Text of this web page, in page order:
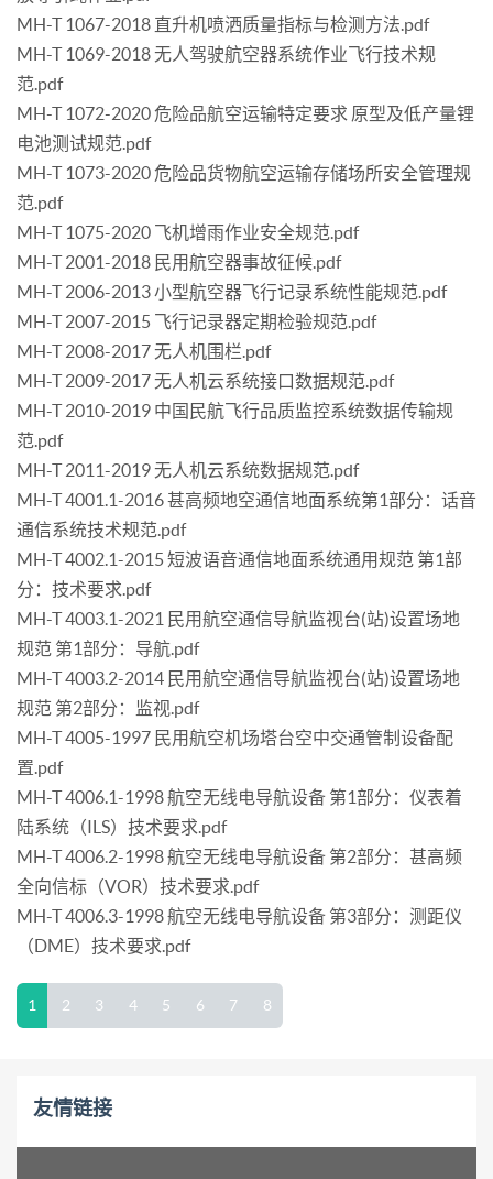
MH-T 1067-2018 直升机喷洒质量指标与检测方法.pdf
MH-T 1069-2018 无人驾驶航空器系统作业飞行技术规
范.pdf
MH-T 1072-2020 危险品航空运输特定要求 原型及低产量锂
电池测试规范.pdf
MH-T 1073-2020 危险品货物航空运输存储场所安全管理规
范.pdf
MH-T 1075-2020 飞机增雨作业安全规范.pdf
MH-T 2001-2018 民用航空器事故征候.pdf
MH-T 2006-2013 小型航空器飞行记录系统性能规范.pdf
MH-T 2007-2015 飞行记录器定期检验规范.pdf
MH-T 2008-2017 无人机围栏.pdf
MH-T 2009-2017 无人机云系统接口数据规范.pdf
MH-T 2010-2019 中国民航飞行品质监控系统数据传输规
范.pdf
MH-T 2011-2019 无人机云系统数据规范.pdf
MH-T 4001.1-2016 甚高频地空通信地面系统第1部分：话音
通信系统技术规范.pdf
MH-T 4002.1-2015 短波语音通信地面系统通用规范 第1部
分：技术要求.pdf
MH-T 4003.1-2021 民用航空通信导航监视台(站)设置场地
规范 第1部分：导航.pdf
MH-T 4003.2-2014 民用航空通信导航监视台(站)设置场地
规范 第2部分：监视.pdf
MH-T 4005-1997 民用航空机场塔台空中交通管制设备配
置.pdf
MH-T 4006.1-1998 航空无线电导航设备 第1部分：仪表着
陆系统（ILS）技术要求.pdf
MH-T 4006.2-1998 航空无线电导航设备 第2部分：甚高频
全向信标（VOR）技术要求.pdf
MH-T 4006.3-1998 航空无线电导航设备 第3部分：测距仪
（DME）技术要求.pdf
1 2 3 4 5 6 7 8
友情链接